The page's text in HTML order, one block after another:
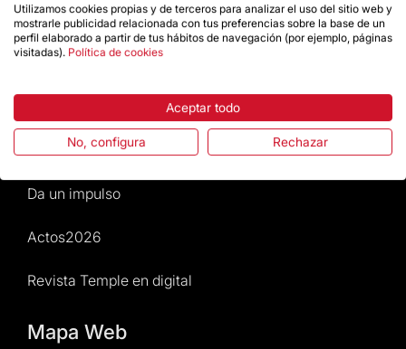
Atención al Visitante
Normativa y condiciones de compra
Noticias y Actualidad
Agenda
Da un impulso
Actos2026
Revista Temple en digital
Mapa Web
Utilizamos cookies propias y de terceros para analizar el uso del sitio web y
mostrarle publicidad relacionada con tus preferencias sobre la base de un
perfil elaborado a partir de tus hábitos de navegación (por ejemplo, páginas
visitadas). Política de cookies
Aceptar todo
No, configura Rechazar